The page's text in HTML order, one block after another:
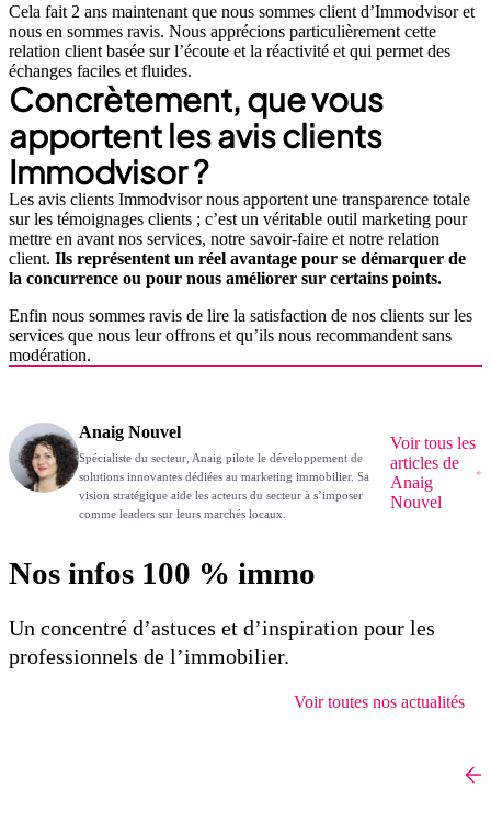
Cela fait 2 ans maintenant que nous sommes client d’Immodvisor et
nous en sommes ravis. Nous apprécions particulièrement cette
relation client basée sur l’écoute et la réactivité et qui permet des
échanges faciles et fluides.
Concrètement, que vous
apportent les avis clients
Immodvisor ?
Les avis clients Immodvisor nous apportent une transparence totale
sur les témoignages clients ; c’est un véritable outil marketing pour
mettre en avant nos services, notre savoir-faire et notre relation
client. Ils représentent un réel avantage pour se démarquer de
la concurrence ou pour nous améliorer sur certains points.
Enfin nous sommes ravis de lire la satisfaction de nos clients sur les
services que nous leur offrons et qu’ils nous recommandent sans
modération.
Anaig Nouvel
Spécialiste du secteur, Anaig pilote le développement de
solutions innovantes dédiées au marketing immobilier. Sa
vision stratégique aide les acteurs du secteur à s’imposer
comme leaders sur leurs marchés locaux.
Voir tous les
articles de
Anaig
Nouvel
Nos infos 100 % immo
Un concentré d’astuces et d’inspiration pour les
professionnels de l’immobilier.
Voir toutes nos actualités